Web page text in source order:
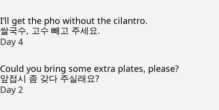
I’ll get the pho without the cilantro.
쌀국수, 고수 빼고 주세요.
Day 4
Could you bring some extra plates, please?
앞접시 좀 갖다 주실래요?
Day 2